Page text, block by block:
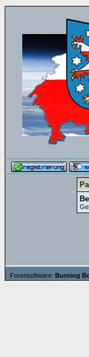
Forensoftware: Burning